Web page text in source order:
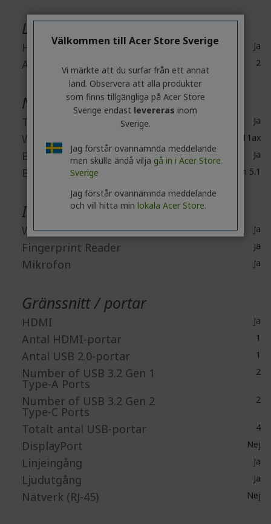
Ljud
Högtalare Ja
Antal högtalare 2
Nätverk & kommunikation
Trådlöst LAN Ja
WLAN-standard IEEE 802.11ax
Bluetooth Ja
Bluetooth Standard Bluetooth 5.1
Inbyggda enheter
Webbkamera Ja
Fingerprint Reader Ja
Mikrofon Ja
Gränssnitt / portar
HDMI Ja
Antal HDMI-portar 1
Antal USB 2.0-portar 1
Number of USB 3.2 Gen 1
Type-A Ports
2
Number of USB 3.2 Gen 2
Type-C Ports
2
Totalt antal USB-portar 4
DisplayPort Nej
Linjeingång Ja
Ljudutgång Ja
Nätverk (RJ-45) Nej
Välkommen till Acer Store Sverige
Vi märkte att du surfar från ett annat
land. Observera att alla produkter
som finns tillgängliga på Acer Store
Sverige endast levereras inom
Sverige.
Jag förstår ovannämnda meddelande
men skulle ändå vilja gå in i Acer Store
Sverige
Jag förstår ovannämnda meddelande
och vill hitta min lokala Acer Store.